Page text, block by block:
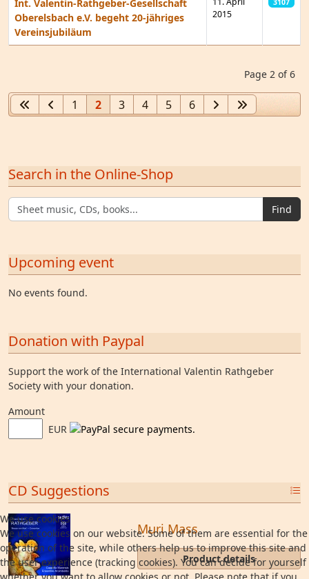
Int. Valentin-Rathgeber-Gesellschaft
Oberelsbach e.V. begeht 20-jähriges
Vereinsjubiläum
2015
Page 2 of 6
1 2 3 4 5 6
Search in the Online-Shop
Find
Upcoming event
No events found.
Donation with Paypal
Support the work of the International Valentin Rathgeber
Society with your donation.
Amount
EUR
CD Suggestions
Muri Mass
Product details
We use cookies
We use cookies on our website. Some of them are essential for the
operation of the site, while others help us to improve this site and
the user experience (tracking cookies). You can decide for yourself
whether you want to allow cookies or not. Please note that if you